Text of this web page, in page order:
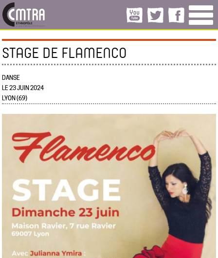
STAGE DE FLAMENCO
DANSE
LE 23 JUIN 2024
LYON (69)